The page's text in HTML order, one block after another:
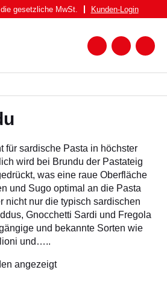
Zum
gesetzliche MwSt. Kunden-Login
für sardische Pasta in höchster
wird bei Brundu der Pastateig
was eine raue Oberfläche
und Sugo optimal an die Pasta
nicht nur die typisch sardischen
Gnocchetti Sardi und Fregola
und bekannte Sorten wie
und…..
angezeigt